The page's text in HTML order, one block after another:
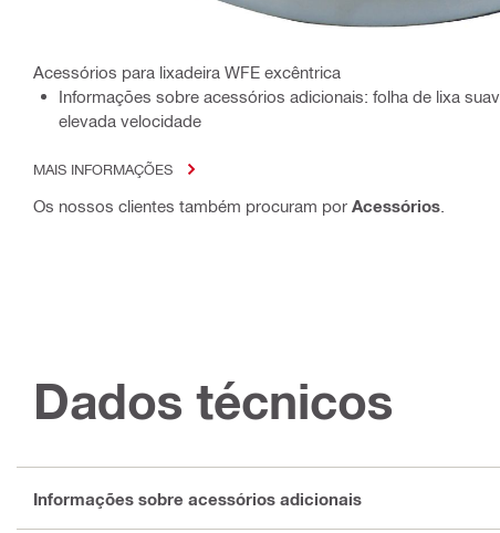
Acessórios para lixadeira WFE excêntrica
Informações sobre acessórios adicionais: folha de lixa
elevada velocidade
MAIS INFORMAÇÕES
Os nossos clientes também procuram por Acessórios
Dados técnicos
Informações sobre acessórios adicionais